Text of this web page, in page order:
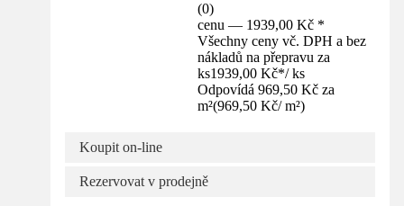
(0)
cenu — 1939,00 Kč *
Všechny ceny vč. DPH a bez
nákladů na přepravu za
ks1939,00 Kč*/ ks
Odpovídá 969,50 Kč za
m²(969,50 Kč/ m²)
Koupit on-line
Rezervovat v prodejně